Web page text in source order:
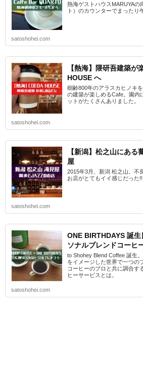
熱海ゲストハウスMARUYA
ト）のカウンターでまったり
satoshohei.com
【熱海】隈研吾建築が
HOUSE へ
樹齢800年のアラスカヒノキ
の建築が楽しめるCafe。園内
ットがたくさんありました。
satoshohei.com
【新潟】松之山にあ
屋
2015年3月、新潟 松之山。不
お店がとてもイイ感じだった!!
satoshohei.com
ONE BIRTHDAYS 誕
ソナルブレンドコーヒ
to Shohey Blend Coffee 誕生
をイメージした世界で一つの
コーヒーのプロと共に調合す
ヒーサービスとは。
satoshohei.com